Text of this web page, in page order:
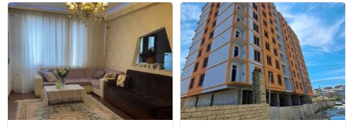
sanxetnik,